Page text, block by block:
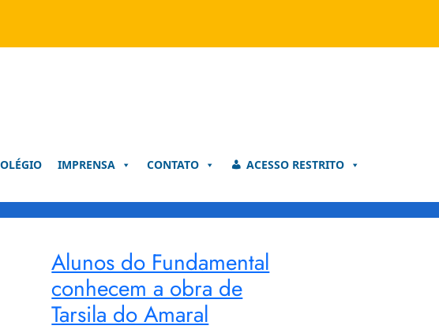
IMPRENSA CONTATO ACESSO RESTRITO
Alunos do Fundamental
conhecem a obra de
Tarsila do Amaral